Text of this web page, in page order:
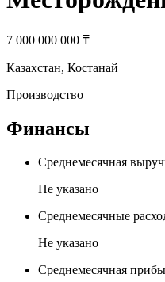
7 000 000 000 ₸
Казахстан, Костанай
Производство
Финансы
Среднемесячная
Не указано
Среднемесячные
Не указано
Среднемесячная